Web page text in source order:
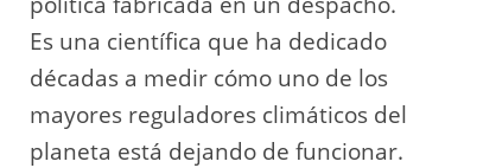
Es una científica que ha dedicado
décadas a medir cómo uno de los
mayores reguladores climáticos del
planeta está dejando de funcionar.